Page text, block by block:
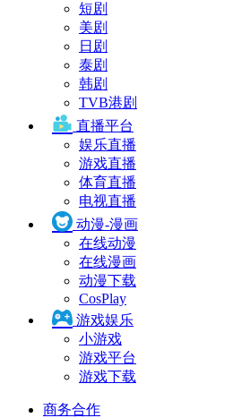
短剧
美剧
日剧
泰剧
韩剧
TVB港剧
直播平台
娱乐直播
游戏直播
体育直播
电视直播
动漫-漫画
在线动漫
在线漫画
动漫下载
CosPlay
游戏娱乐
小游戏
游戏平台
游戏下载
商务合作